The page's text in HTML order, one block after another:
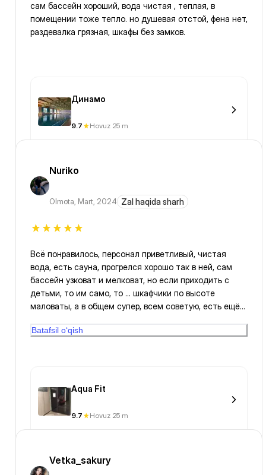
сам бассейн хороший, вода чистая , теплая, в
помещении тоже тепло. но душевая отстой, фена нет,
раздевалка грязная, шкафы без замков.
Динамо
9.7 Hovuz 25 m
Nuriko
Olmota, Mart, 2024 Zal haqida sharh
Всё понравилось, персонал приветливый, чистая
вода, есть сауна, прогрелся хорошо так в ней, сам
бассейн узковат и мелковат, но если приходить с
детьми, то им само, то ... шкафчики по высоте
маловаты, а в общем супер, всем советую, есть ещё
Batafsil o‘qish
Aqua Fit
9.7 Hovuz 25 m
Vetka_sakury